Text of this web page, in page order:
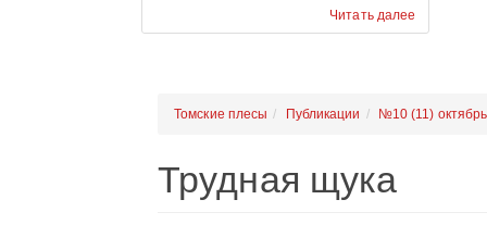
Читать далее
Томские плесы Публикации №10 (11)
Трудная щука